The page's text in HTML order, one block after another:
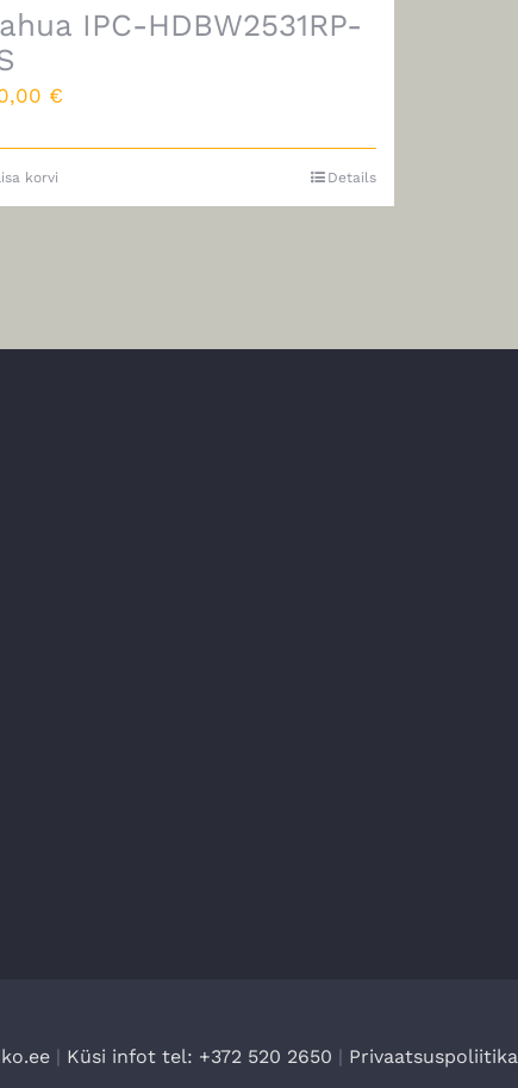
IPC-HDBW2531RP-
€
korvi Details
| Küsi infot tel: +372 520 2650 | Privaatsuspoliitika